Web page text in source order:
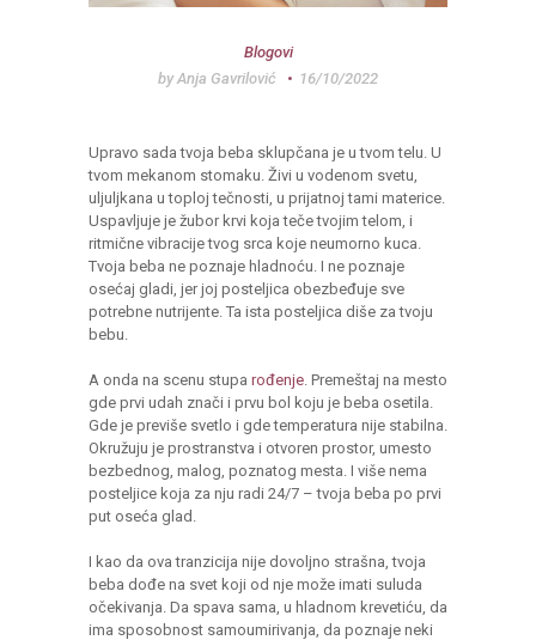
Blogovi
byAnja Gavrilović 16/10/2022
Upravo sada tvoja beba sklupčana je u tvom telu. U
tvom mekanom stomaku. Živi u vodenom svetu,
uljuljkana u toploj tečnosti, u prijatnoj tami materice.
Uspavljuje je žubor krvi koja teče tvojim telom, i
ritmične vibracije tvog srca koje neumorno kuca.
Tvoja beba ne poznaje hladnoću. I ne poznaje
osećaj gladi, jer joj posteljica obezbeđuje sve
potrebne nutrijente. Ta ista posteljica diše za tvoju
bebu.
A onda na scenu stupa rođenje. Premeštaj na mesto
gde prvi udah znači i prvu bol koju je beba osetila.
Gde je previše svetlo i gde temperatura nije stabilna.
Okružuju je prostranstva i otvoren prostor, umesto
bezbednog, malog, poznatog mesta. I više nema
posteljice koja za nju radi 24/7 – tvoja beba po prvi
put oseća glad.
I kao da ova tranzicija nije dovoljno strašna, tvoja
beba dođe na svet koji od nje može imati suluda
očekivanja. Da spava sama, u hladnom krevetiću, da
ima sposobnost samoumirivanja, da poznaje neki